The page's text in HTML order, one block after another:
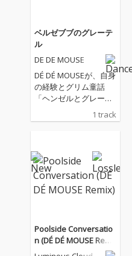
ベルゼブブのグレーテ
ル
DE DE MOUSE
DÉ DÉ MOUSEが、自身
の経験とグリム童話
「ヘンゼルとグレーテ
ル」を題材にしたダー
クメルヘンボカロ『ベ
羽音から始まる今作
は、ミニマルミュージ
ック的な和音構成とア
ンサンブルに荒れたタ
ら不快感と怒りを体現
した調声された初音ミ
クの歌全てが歪んだ、
1 track
Poolside Conversatio
n (DÉ DÉ MOUSE Remi
x)